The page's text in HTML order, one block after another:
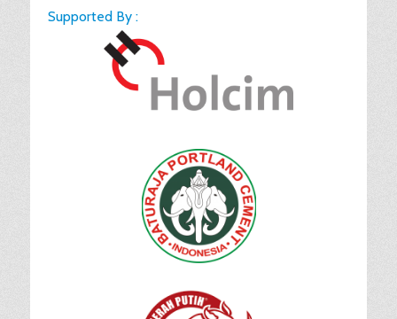
Supported By :